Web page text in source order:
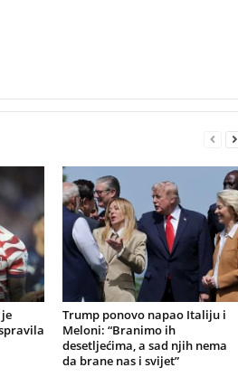
Trump ponovo napao Italiju i
Meloni: “Branimo ih
desetljećima, a sad njih nema
da brane nas i svijet”